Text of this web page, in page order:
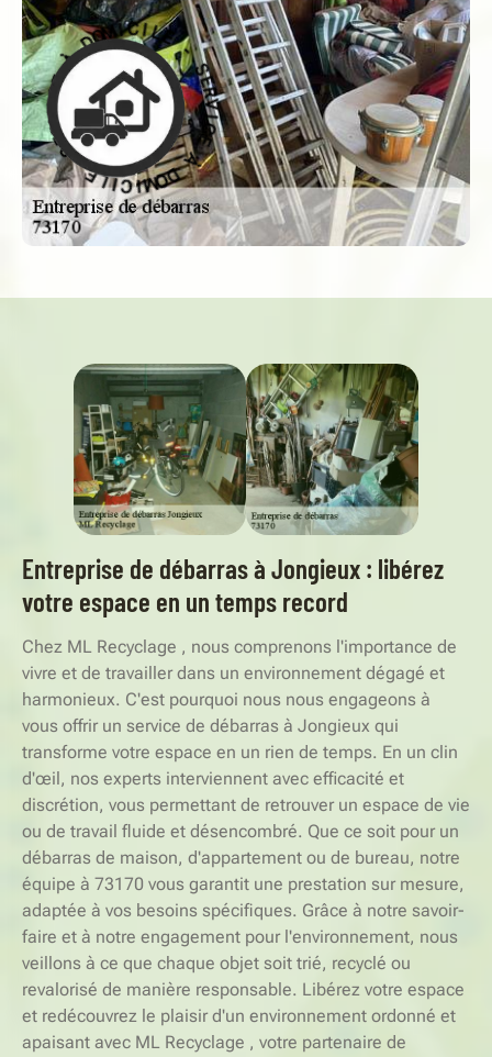
S
E
R
V
I
C
E
À
D
O
M
I
CILE - SER
V
I
C
E
À
D
O
M
I
C
I
L
E
-
Entreprise de débarras à Jongieux : libérez
votre espace en un temps record
Chez ML Recyclage , nous comprenons l'importance de
vivre et de travailler dans un environnement dégagé et
harmonieux. C'est pourquoi nous nous engageons à
vous offrir un service de débarras à Jongieux qui
transforme votre espace en un rien de temps. En un clin
d'œil, nos experts interviennent avec efficacité et
discrétion, vous permettant de retrouver un espace de vie
ou de travail fluide et désencombré. Que ce soit pour un
débarras de maison, d'appartement ou de bureau, notre
équipe à 73170 vous garantit une prestation sur mesure,
adaptée à vos besoins spécifiques. Grâce à notre savoir-
faire et à notre engagement pour l'environnement, nous
veillons à ce que chaque objet soit trié, recyclé ou
revalorisé de manière responsable. Libérez votre espace
et redécouvrez le plaisir d'un environnement ordonné et
apaisant avec ML Recyclage , votre partenaire de